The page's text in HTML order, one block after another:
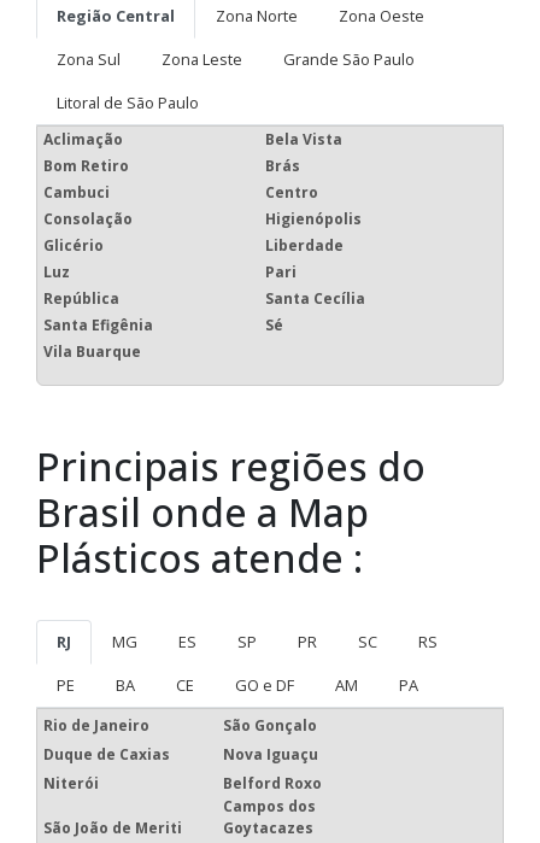
Região Central Zona Norte
Zona Oeste
Zona Sul
Zona Leste
Grande São Paulo
Litoral de São Paulo
Aclimação
Bela Vista
Bom Retiro
Brás
Cambuci
Centro
Consolação
Higienópolis
Glicério
Liberdade
Luz
Pari
República
Santa Cecília
Santa Efigênia
Sé
Vila Buarque
Principais regiões do
Brasil onde a Map
Plásticos atende :
RJ MG ES SP PR SC
RS
PE
BA CE GO e DF AM PA
Rio de Janeiro
São Gonçalo
Duque de Caxias
Nova Iguaçu
Niterói
Belford Roxo
São João de Meriti
Campos dos
Goytacazes